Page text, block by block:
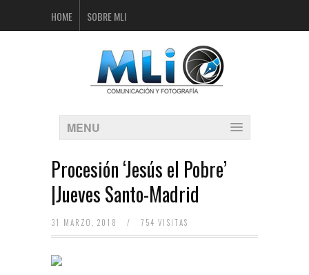
HOME SOBRE MLI
MENU
Procesión ‘Jesús el Pobre’
|Jueves Santo-Madrid
31 MARZO, 2018 / 754 VISITAS